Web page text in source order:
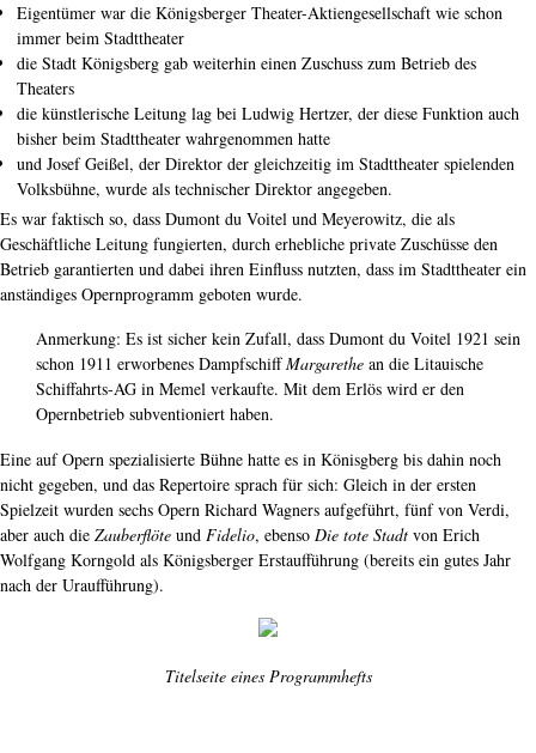
Eigentümer war die Königsberger Theater-Aktiengesellschaft wie schon
immer beim Stadttheater
die Stadt Königsberg gab weiterhin einen Zuschuss zum Betrieb des
Theaters
die künstlerische Leitung lag bei Ludwig Hertzer, der diese Funktion auch
bisher beim Stadttheater wahrgenommen hatte
und Josef Geißel, der Direktor der gleichzeitig im Stadttheater spielenden
Volksbühne, wurde als technischer Direktor angegeben.
Es war faktisch so, dass Dumont du Voitel und Meyerowitz, die als
Geschäftliche Leitung fungierten, durch erhebliche private Zuschüsse den
Betrieb garantierten und dabei ihren Einfluss nutzten, dass im Stadttheater ein
anständiges Opernprogramm geboten wurde.
Anmerkung: Es ist sicher kein Zufall, dass Dumont du Voitel 1921 sein
schon 1911 erworbenes DampfschiffMargarethe an die Litauische
Schiffahrts-AG in Memel verkaufte. Mit dem Erlös wird er den
Opernbetrieb subventioniert haben.
Eine auf Opern spezialisierte Bühne hatte es in Könisgberg bis dahin noch
nicht gegeben, und das Repertoire sprach für sich: Gleich in der ersten
Spielzeit wurden sechs Opern Richard Wagners aufgeführt, fünf von Verdi,
aber auch die Zauberflöte und Fidelio, ebenso Die tote Stadt von Erich
Wolfgang Korngold als Königsberger Erstaufführung (bereits ein gutes Jahr
nach der Uraufführung).
Titelseite eines Programmhefts